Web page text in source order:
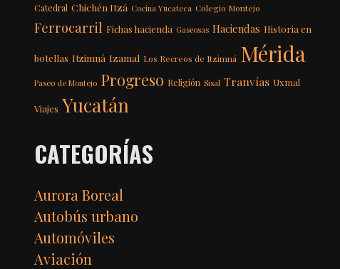
Catedral Chichén Itzá Cocina Yucateca Colegio Montejo
Ferrocarril Fichas hacienda Gaseosas Haciendas Historia en
botellas Itzimná Izamal Los Recreos de Itzimná Mérida
Paseo de Montejo Progreso Religión Sisal Tranvías Uxmal
Viajes Yucatán
CATEGORÍAS
Aurora Boreal
Autobús urbano
Automóviles
Aviación